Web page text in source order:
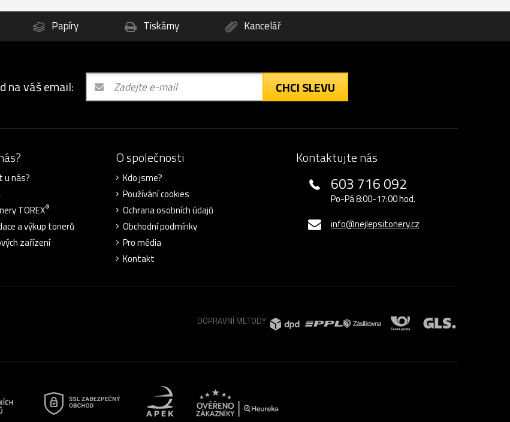
Papíry Tiskárny Kancelář
na váš email: CHCI SLEVU
u nás?
TOREX®
a výkup tonerů
zařízení
O společnosti
Kdo jsme?
Používání cookies
Ochrana osobních údajů
Obchodní podmínky
Pro média
Kontakt
Kontaktujte nás
603 716 092
Po-Pá 8:00-17:00 hod.
info@nejlepsitonery.cz
DOPRAVNÍ METODY